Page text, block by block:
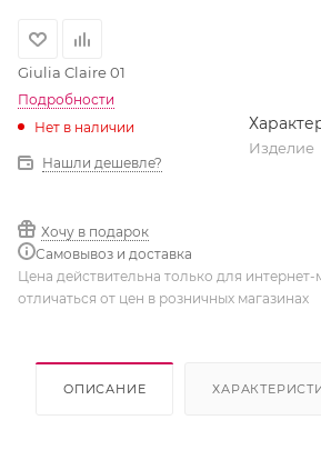
Giulia Claire 01
Подробности
Нет в наличии
Нашли дешевле?
Хочу в подарок
Самовывоз и доставка
Изделие
Цена действительна только для
отличаться от цен в розничных магазинах
ОПИСАНИЕ